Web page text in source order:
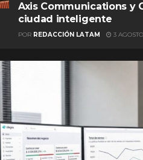
Axis Communications y
ciudad inteligente
POR REDACCIÓN LATAM 3